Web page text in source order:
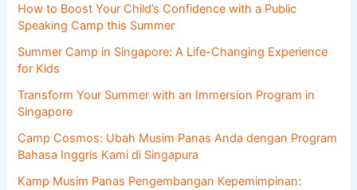
How to Boost Your Child’s Confidence with a Public
Speaking Camp this Summer
Summer Camp in Singapore: A Life-Changing Experience
for Kids
Transform Your Summer with an Immersion Program in
Singapore
Camp Cosmos: Ubah Musim Panas Anda dengan Program
Bahasa Inggris Kami di Singapura
Kamp Musim Panas Pengembangan Kepemimpinan: